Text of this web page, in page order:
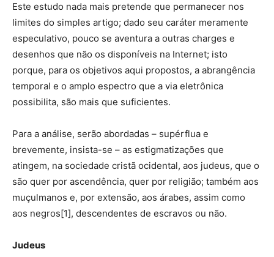
Este estudo nada mais pretende que permanecer nos
limites do simples artigo; dado seu caráter meramente
especulativo, pouco se aventura a outras charges e
desenhos que não os disponíveis na Internet; isto
porque, para os objetivos aqui propostos, a abrangência
temporal e o amplo espectro que a via eletrônica
possibilita, são mais que suficientes.
Para a análise, serão abordadas – supérflua e
brevemente, insista-se – as estigmatizações que
atingem, na sociedade cristã ocidental, aos judeus, que o
são quer por ascendência, quer por religião; também aos
muçulmanos e, por extensão, aos árabes, assim como
aos negros[1], descendentes de escravos ou não.
Judeus